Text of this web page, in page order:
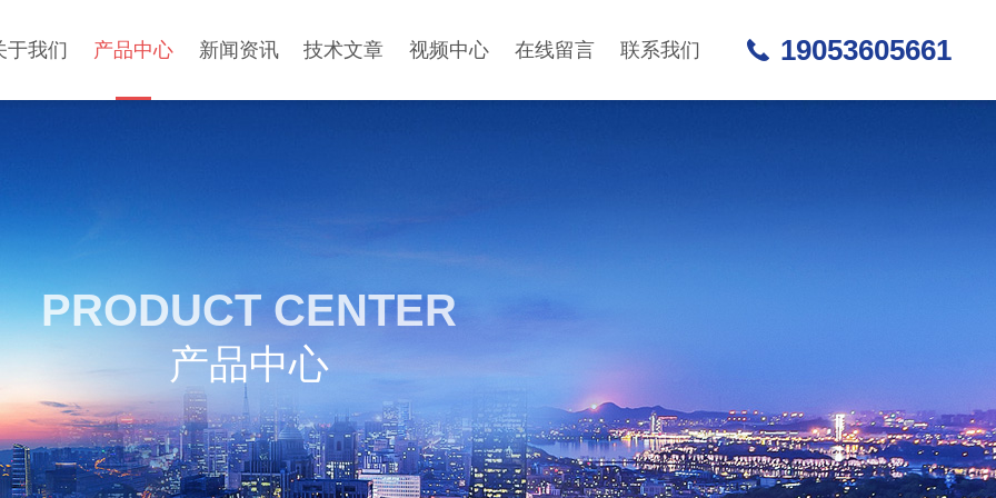
于我们 产品中心 新闻资讯 技术文章 视频中心 在线留言 联系我们 19053605661
PRODUCT CENTER
产品中心